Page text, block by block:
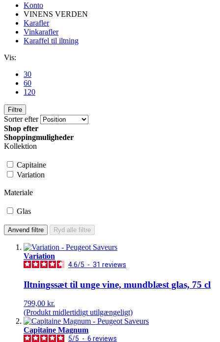
Konto
VINENS VERDEN
Karafler
Vinkarafler
Karaffel til iltning
Vis:
30
60
120
Filtre
Sorter efter
Shop efter
Shoppingmuligheder
Kollektion
Capitaine
Variation
Materiale
Glas
Anvend filtre Ryd alle filtre
Variation
4.6/5 - 31 reviews
Iltningssæt til unge vine, mundblæst glas, 75 cl
799,00 kr.
(Produkt midlertidigt utilgængeligt)
Capitaine Magnum
5/5 - 6 reviews